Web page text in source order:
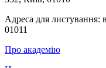
Адреса для листування:
01011
Про академію